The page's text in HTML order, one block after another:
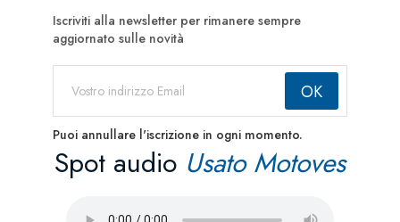
Iscriviti alla newsletter per rimanere sempre
aggiornato sulle novità
Puoi annullare l'iscrizione in ogni momento.
Spot audio Usato Motoves